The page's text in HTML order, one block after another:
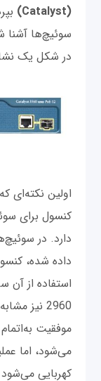
(Catalyst)
سوئیچ‌ها
در شکل یک
اولین نکته‌ای
کنسول برای
داده شده،
استفاده از
موفقیت
کهربایی